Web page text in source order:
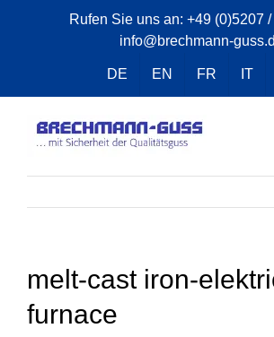
Rufen Sie uns an: +49 (0)5207
info@brechmann-
DE EN FR IT
melt-cast iron-
furnace